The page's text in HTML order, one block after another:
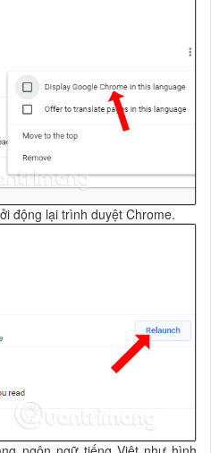
động lại trình duyệt Chrome.